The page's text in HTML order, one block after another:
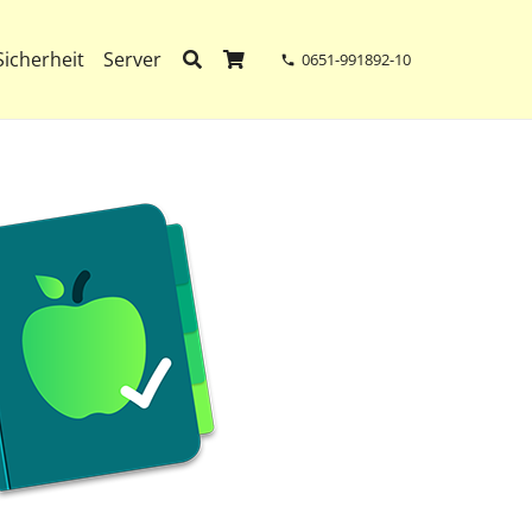
Server phone 0651-991892-10